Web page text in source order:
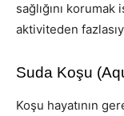
sağlığını
aktiviteden
Suda Koşu
Koşu hayatının